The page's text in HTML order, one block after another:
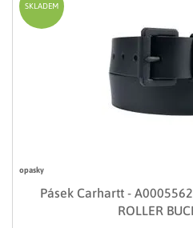
opasky
Pásek Carhartt -
ROLLER
SKLADEM